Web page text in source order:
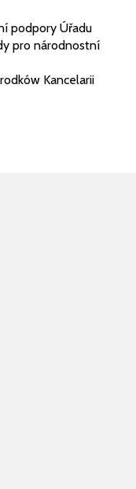
podpory Úřadu
pro národnostní
Kancelarii